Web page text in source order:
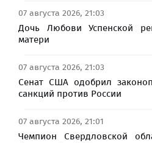
07 августа 2026, 21:03
Дочь Любови Успенской
матери
07 августа 2026, 21:03
Сенат США одобрил
санкций против России
07 августа 2026, 21:01
Чемпион Свердловской